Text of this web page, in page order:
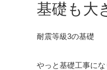
基礎も大
耐震等級3の基礎
やっと基礎工事に